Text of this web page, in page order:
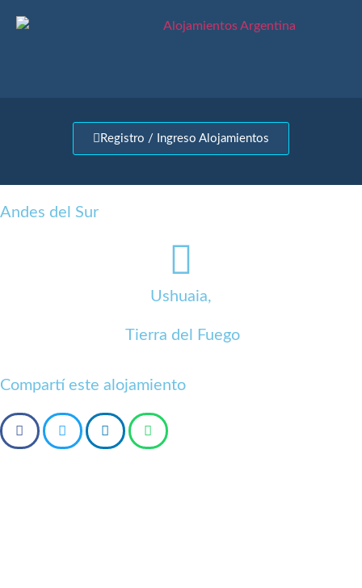
Registro / Ingreso Alojamientos
Andes del Sur
Ushuaia,
Tierra del Fuego
Compartí este alojamiento